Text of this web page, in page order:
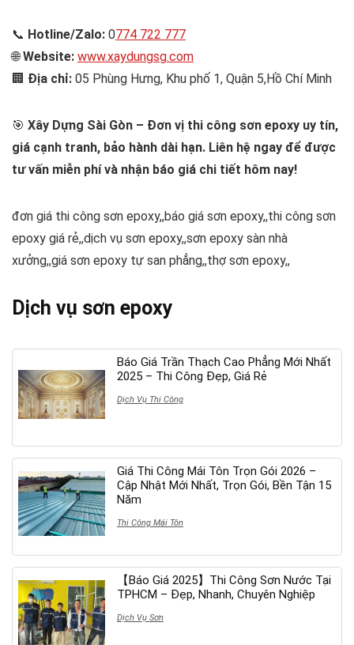
📞 Hotline/Zalo: 0774 722 777
🌐Website: www.xaydungsg.com
🏢 Địa chỉ: 05 Phùng Hưng, Khu phố 1, Quận 5,Hồ Chí Minh
🎯 Xây Dựng Sài Gòn – Đơn vị thi công sơn epoxy uy tín,
giá cạnh tranh, bảo hành dài hạn. Liên hệ ngay để được
tư vấn miễn phí và nhận báo giá chi tiết hôm nay!
đơn giá thi công sơn epoxy,,báo giá sơn epoxy,,thi công sơn
epoxy giá rẻ,,dịch vụ sơn epoxy,,sơn epoxy sàn nhà
xưởng,,giá sơn epoxy tự san phẳng,,thợ sơn epoxy,,
Dịch vụ sơn epoxy
Báo Giá Trần Thạch Cao Phẳng Mới Nhất
2025 – Thi Công Đẹp, Giá Rẻ
Dịch Vụ Thi Công
Giá Thi Công Mái Tôn Trọn Gói 2026 –
Cập Nhật Mới Nhất, Trọn Gói, Bền Tận 15
Năm
Thi Công Mái Tôn
【Báo Giá 2025】Thi Công Sơn Nước Tại
TPHCM – Đẹp, Nhanh, Chuyên Nghiệp
Dịch Vụ Sơn